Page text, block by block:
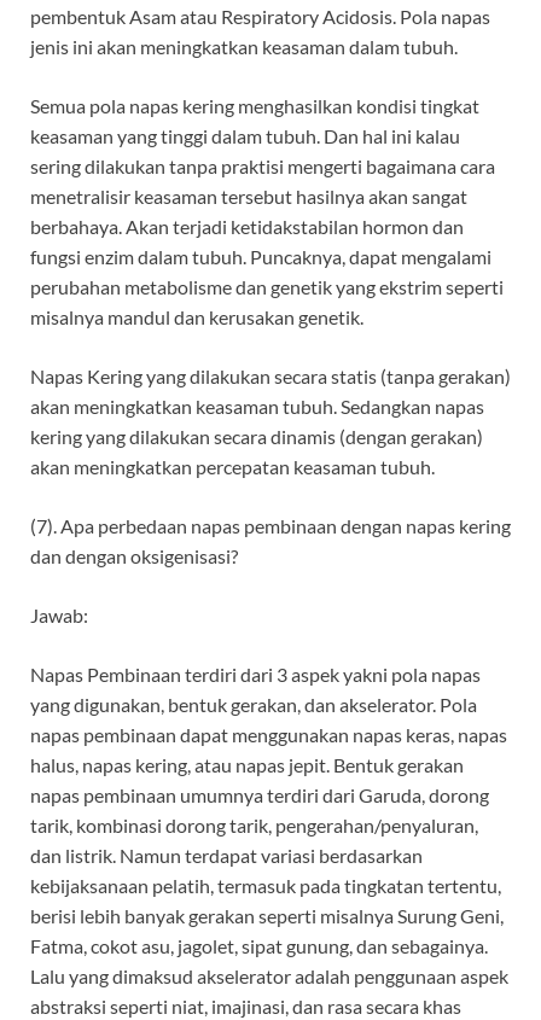
pembentuk Asam atau Respiratory Acidosis. Pola napas
jenis ini akan meningkatkan keasaman dalam tubuh.
Semua pola napas kering menghasilkan kondisi tingkat
keasaman yang tinggi dalam tubuh. Dan hal ini kalau
sering dilakukan tanpa praktisi mengerti bagaimana cara
menetralisir keasaman tersebut hasilnya akan sangat
berbahaya. Akan terjadi ketidakstabilan hormon dan
fungsi enzim dalam tubuh. Puncaknya, dapat mengalami
perubahan metabolisme dan genetik yang ekstrim seperti
misalnya mandul dan kerusakan genetik.
Napas Kering yang dilakukan secara statis (tanpa gerakan)
akan meningkatkan keasaman tubuh. Sedangkan napas
kering yang dilakukan secara dinamis (dengan gerakan)
akan meningkatkan percepatan keasaman tubuh.
(7). Apa perbedaan napas pembinaan dengan napas kering
dan dengan oksigenisasi?
Jawab:
Napas Pembinaan terdiri dari 3 aspek yakni pola napas
yang digunakan, bentuk gerakan, dan akselerator. Pola
napas pembinaan dapat menggunakan napas keras, napas
halus, napas kering, atau napas jepit. Bentuk gerakan
napas pembinaan umumnya terdiri dari Garuda, dorong
tarik, kombinasi dorong tarik, pengerahan/penyaluran,
dan listrik. Namun terdapat variasi berdasarkan
kebijaksanaan pelatih, termasuk pada tingkatan tertentu,
berisi lebih banyak gerakan seperti misalnya Surung Geni,
Fatma, cokot asu, jagolet, sipat gunung, dan sebagainya.
Lalu yang dimaksud akselerator adalah penggunaan aspek
abstraksi seperti niat, imajinasi, dan rasa secara khas